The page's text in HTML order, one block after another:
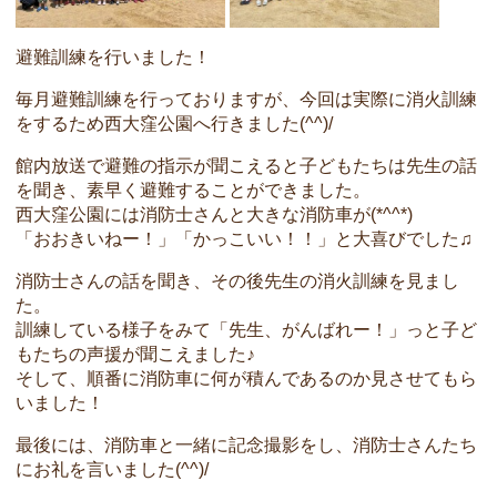
避難訓練を行いました！
毎月避難訓練を行っておりますが、今回は実際に消火訓練
をするため西大窪公園へ行きました(^^)/
館内放送で避難の指示が聞こえると子どもたちは先生の話
を聞き、素早く避難することができました。
西大窪公園には消防士さんと大きな消防車が(*^^*)
「おおきいねー！」「かっこいい！！」と大喜びでした♫
消防士さんの話を聞き、その後先生の消火訓練を見まし
た。
訓練している様子をみて「先生、がんばれー！」っと子ど
もたちの声援が聞こえました♪
そして、順番に消防車に何が積んであるのか見させてもら
いました！
最後には、消防車と一緒に記念撮影をし、消防士さんたち
にお礼を言いました(^^)/